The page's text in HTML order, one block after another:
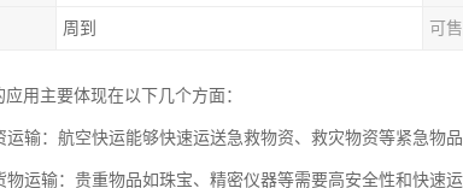
周到 可
用主要体现在以下几个方面：
运输：航空快运能够快速运送急救物资、救灾物资等紧急物品
物运输：贵重物品如珠宝、精密仪器等需要高安全性和快速